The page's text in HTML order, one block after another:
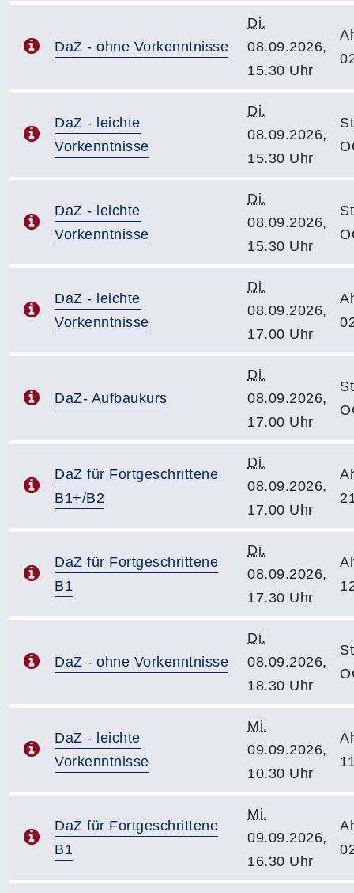
DaZ - ohne Vorkenntnisse
Di.
08.09.2026,
15.30 Uhr
DaZ - leichte
Vorkenntnisse
Di.
08.09.2026,
15.30 Uhr
DaZ - leichte
Vorkenntnisse
Di.
08.09.2026,
15.30 Uhr
DaZ - leichte
Vorkenntnisse
Di.
08.09.2026,
17.00 Uhr
DaZ- Aufbaukurs
Di.
08.09.2026,
17.00 Uhr
DaZ für Fortgeschrittene
B1+/B2
Di.
08.09.2026,
17.00 Uhr
DaZ für Fortgeschrittene
B1
Di.
08.09.2026,
17.30 Uhr
DaZ - ohne Vorkenntnisse
Di.
08.09.2026,
18.30 Uhr
DaZ - leichte
Vorkenntnisse
Mi.
09.09.2026,
10.30 Uhr
DaZ für Fortgeschrittene
B1
Mi.
09.09.2026,
16.30 Uhr